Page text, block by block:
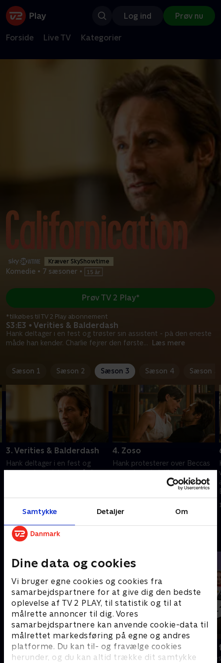
Samtykke Detaljer Om
Dine data og cookies
Vi bruger egne cookies og cookies fra
samarbejdspartnere for at give dig den bedste
oplevelse af TV 2 PLAY, til statistik og til at
målrette annoncer til dig. Vores
samarbejdspartnere kan anvende cookie-data til
målrettet markedsføring på egne og andres
platforme. Du kan til- og fravælge cookies
herunder, og du kan altid trække dit samtykke
Log ind Prøv nu
Forside Live TV Kategorier
Kræver SkyShowtime
Komedie • 7 sæsoner •
S3:E3 • Verities & Balderdash
Hank deltager i en fest og trøster sin assistent - på den eneste
måde han kender. Charlie fejrer den første... Læs mere
Prøv TV 2 Play*
*tilkøbes til TV 2 Play abonnement
Sæson 1 Sæson 2 Sæson 3 Sæson 4 Sæson 5
3. Verities & Balderdash
Hank deltager i en fest og
trøster sin assistent - på den
signering og falder i armene på
sin chef Sue.
4. Zoso
Hank protesterer over Beccas
nye voksne tøjstil. Han tager
Charlie med på stripklub,
altimens Charlie og Marcys
hussalg går i vasken.
Andre så også
Robssons (dansk tale)
Komedie • 1 sæsoner
Bert (dansk
Komedie • 1